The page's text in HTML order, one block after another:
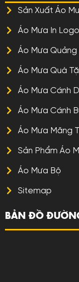
Sản Xuất Áo
Áo Mưa In Logo
Áo Mưa
Áo Mưa Quà
Áo Mưa Cánh
Áo Mưa Cánh
Áo Mưa Măng
Sản Phẩm Áo
Áo Mưa Bộ
Sitemap
BẢN ĐỒ